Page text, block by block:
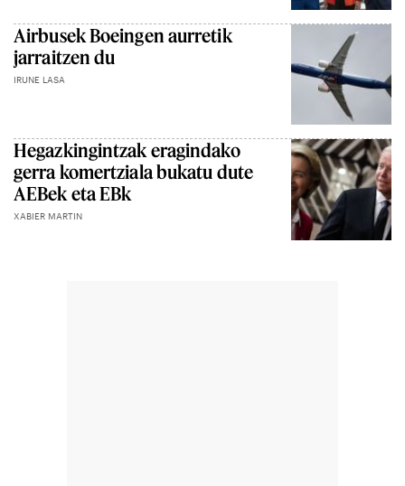
Airbusek Boeingen aurretik
jarraitzen du
IRUNE LASA
Hegazkingintzak eragindako
gerra komertziala bukatu dute
AEBek eta EBk
XABIER MARTIN